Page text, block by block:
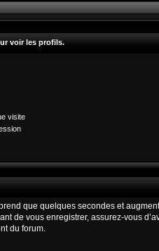
voir les profils.
visite
que quelques secondes et
de vous enregistrer, assurez-vous
du forum.